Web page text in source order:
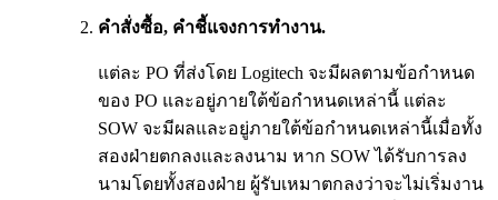
คำสั่งซื้อ, คำชี้แจงการทำงาน.
แต่ละ PO ที่ส่งโดย Logitech จะมีผลตามข้อกำหนด
ของ PO และอยู่ภายใต้ข้อกำหนดเหล่านี้ แต่ละ
SOW จะมีผลและอยู่ภายใต้ข้อกำหนดเหล่านี้เมื่อทั้ง
สองฝ่ายตกลงและลงนาม หาก SOW ได้รับการลง
นามโดยทั้งสองฝ่าย ผู้รับเหมาตกลงว่าจะไม่เริ่มงาน